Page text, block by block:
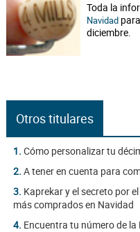
Toda la
Navidad
diciembre.
Otros titulares
1. Cómo personalizar tu
2. A tener en cuenta para
3. Kaprekar y el secreto por
más comprados en Navidad
4. Encuentra tu número de